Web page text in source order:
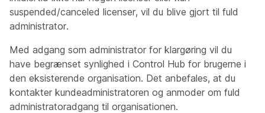
suspended/canceled licenser, vil du blive gjort til fuld
administrator.
Med adgang som administrator for klargøring vil du
have begrænset synlighed i Control Hub for brugerne i
den eksisterende organisation. Det anbefales, at du
kontakter kundeadministratoren og anmoder om fuld
administratoradgang til organisationen.